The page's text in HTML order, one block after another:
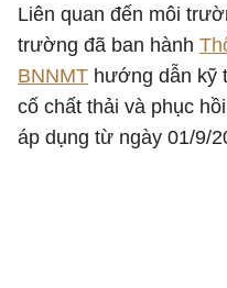
Liên quan đến môi
trường đã ban hành
BNNMT hướng dẫn kỹ
cố chất thải và phục
áp dụng từ ngày 01/9/